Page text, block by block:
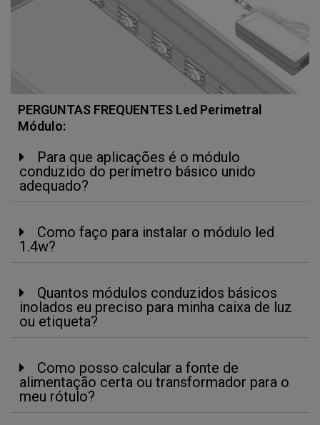
PERGUNTAS FREQUENTES Led Perimetral
Módulo:
Para que aplicações é o módulo
conduzido do perímetro básico unido
adequado?
Como faço para instalar o módulo led
1.4w?
Quantos módulos conduzidos básicos
inolados eu preciso para minha caixa de luz
ou etiqueta?
Como posso calcular a fonte de
alimentação certa ou transformador para o
meu rótulo?